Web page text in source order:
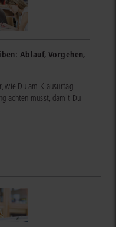
Ablauf, Vorgehen,
wie Du am Klausurtag
achten musst, damit Du